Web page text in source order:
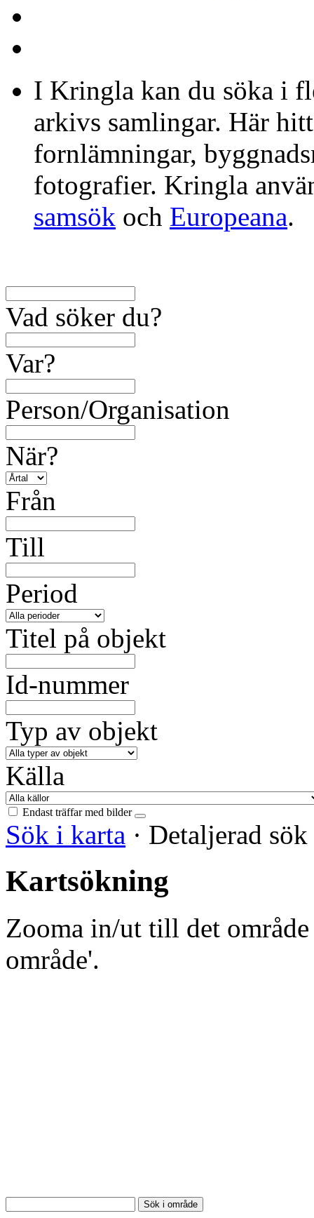
I Kringla kan du söka i
arkivs samlingar. Här
fornlämningar,
fotografier. Kringla
samsök och Europeana.
Vad söker du?
Var?
Person/Organisation
När?
Från
Till
Period
Titel på objekt
Id-nummer
Typ av objekt
Källa
Endast träffar med bilder
Sök i karta · Detaljerad sök
Kartsökning
Zooma in/ut till det
område'.
Sök i område